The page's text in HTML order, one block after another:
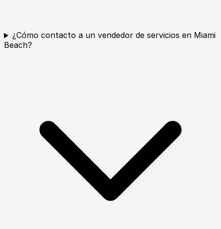
¿Cómo contacto a un vendedor de servicios en Miami
Beach?